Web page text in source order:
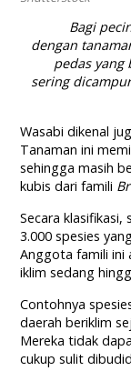
Bagi
dengan
pedas yang
sering
Wasabi dikenal
Tanaman ini
sehingga masih
kubis dari famili
Secara
3.000 spesies
Anggota famili ini
iklim sedang
Contohnya
daerah beriklim
Mereka tidak
cukup sulit